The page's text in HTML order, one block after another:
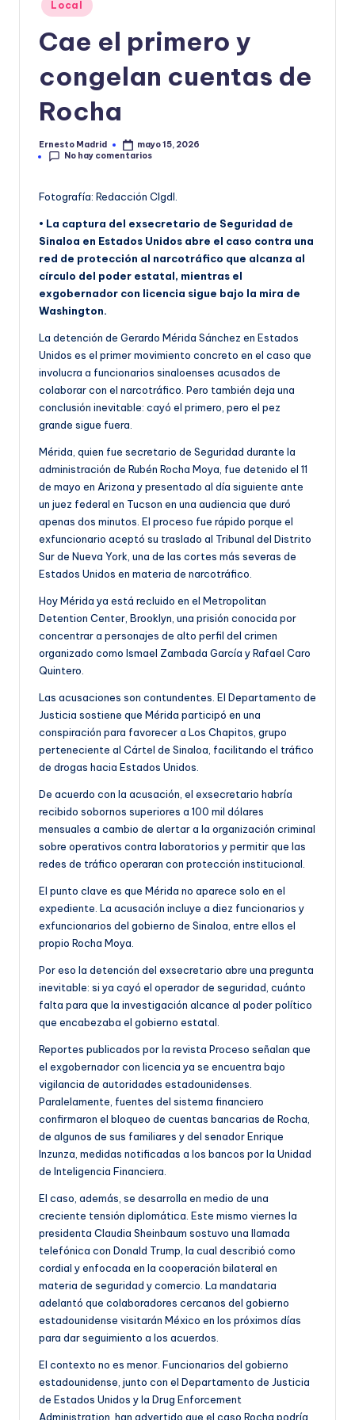
m
en
Local
Cae el primero y
congelan cuentas de
Rocha
Publicado
por
Ernesto Madrid
mayo 15, 2026
No hay comentarios
Fotografía: Redacción CIgdl.
• La captura del exsecretario de Seguridad de
Sinaloa en Estados Unidos abre el caso contra una
red de protección al narcotráfico que alcanza al
círculo del poder estatal, mientras el
exgobernador con licencia sigue bajo la mira de
Washington.
La detención de Gerardo Mérida Sánchez en Estados
Unidos es el primer movimiento concreto en el caso que
involucra a funcionarios sinaloenses acusados de
colaborar con el narcotráfico. Pero también deja una
conclusión inevitable: cayó el primero, pero el pez
grande sigue fuera.
Mérida, quien fue secretario de Seguridad durante la
administración de Rubén Rocha Moya, fue detenido el 11
de mayo en Arizona y presentado al día siguiente ante
un juez federal en Tucson en una audiencia que duró
apenas dos minutos. El proceso fue rápido porque el
exfuncionario aceptó su traslado al Tribunal del Distrito
Sur de Nueva York, una de las cortes más severas de
Estados Unidos en materia de narcotráfico.
Hoy Mérida ya está recluido en el Metropolitan
Detention Center, Brooklyn, una prisión conocida por
concentrar a personajes de alto perfil del crimen
organizado como Ismael Zambada García y Rafael Caro
Quintero.
Las acusaciones son contundentes. El Departamento de
Justicia sostiene que Mérida participó en una
conspiración para favorecer a Los Chapitos, grupo
perteneciente al Cártel de Sinaloa, facilitando el tráfico
de drogas hacia Estados Unidos.
De acuerdo con la acusación, el exsecretario habría
recibido sobornos superiores a 100 mil dólares
mensuales a cambio de alertar a la organización criminal
sobre operativos contra laboratorios y permitir que las
redes de tráfico operaran con protección institucional.
El punto clave es que Mérida no aparece solo en el
expediente. La acusación incluye a diez funcionarios y
exfuncionarios del gobierno de Sinaloa, entre ellos el
propio Rocha Moya.
Por eso la detención del exsecretario abre una pregunta
inevitable: si ya cayó el operador de seguridad, cuánto
falta para que la investigación alcance al poder político
que encabezaba el gobierno estatal.
Reportes publicados por la revista Proceso señalan que
el exgobernador con licencia ya se encuentra bajo
vigilancia de autoridades estadounidenses.
Paralelamente, fuentes del sistema financiero
confirmaron el bloqueo de cuentas bancarias de Rocha,
de algunos de sus familiares y del senador Enrique
Inzunza, medidas notificadas a los bancos por la Unidad
de Inteligencia Financiera.
El caso, además, se desarrolla en medio de una
creciente tensión diplomática. Este mismo viernes la
presidenta Claudia Sheinbaum sostuvo una llamada
telefónica con Donald Trump, la cual describió como
cordial y enfocada en la cooperación bilateral en
materia de seguridad y comercio. La mandataria
adelantó que colaboradores cercanos del gobierno
estadounidense visitarán México en los próximos días
para dar seguimiento a los acuerdos.
El contexto no es menor. Funcionarios del gobierno
estadounidense, junto con el Departamento de Justicia
de Estados Unidos y la Drug Enforcement
Administration, han advertido que el caso Rocha podría